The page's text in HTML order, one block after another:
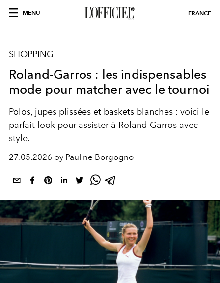
MENU FRANCE
SHOPPING
Roland-Garros : les indispensables
mode pour matcher avec le tournoi
Polos, jupes plissées et baskets blanches : voici le
parfait look pour assister à Roland-Garros avec
style.
27.05.2026 by Pauline Borgogno